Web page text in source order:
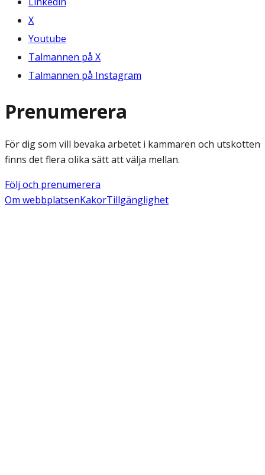
X
Youtube
Talmannen på X
Talmannen på Instagram
Prenumerera
För dig som vill bevaka arbetet i kammaren och utskotten
finns det flera olika sätt att välja mellan.
Följ och prenumerera
Om webbplatsenKakorTillgänglighet